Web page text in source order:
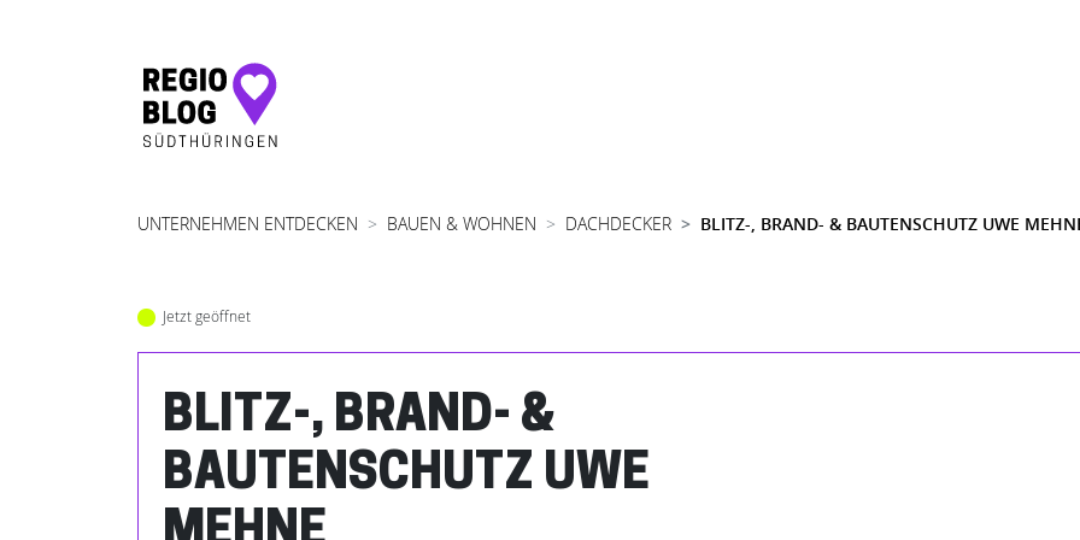
Hauptnavigation
UNTERNEHMEN ENTDECKEN BAUEN & WOHNEN DACHDECKER BLITZ-, BRAND- & BAUTENSCHUTZ UWE
Jetzt geöffnet
BLITZ-, BRAND- &
BAUTENSCHUTZ UWE